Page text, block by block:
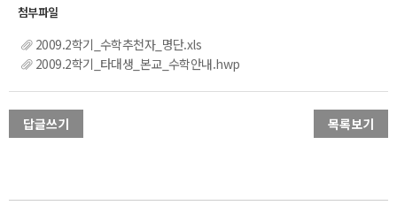
2009.2학기_수학추천자_명단.xls
2009.2학기_타대생_본교_수학안내.hwp
답글쓰기 목록보기